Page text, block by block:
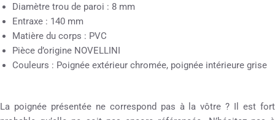
Diamètre trou de paroi : 8 mm
Entraxe : 140 mm
Matière du corps : PVC
Pièce d’origine NOVELLINI
Couleurs : Poignée extérieur chromée, poignée intérieure grise
La poignée présentée ne correspond pas à la vôtre ? Il est fort